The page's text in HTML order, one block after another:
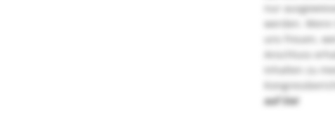
nur
werden.
uns freuen,
Anschluss
Inhalten zu
auf Sie!